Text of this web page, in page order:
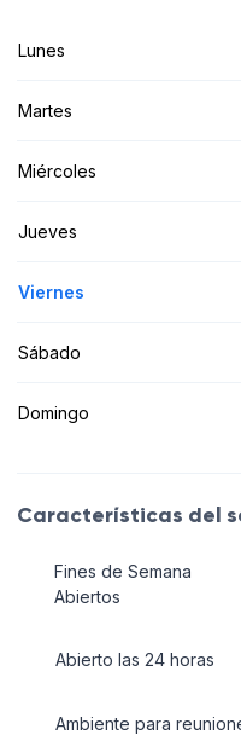
Lunes
Martes
Miércoles
Jueves
Viernes
Sábado
Domingo
Características del
Fines de Semana
Abiertos
Abierto las 24 horas
Ambiente para